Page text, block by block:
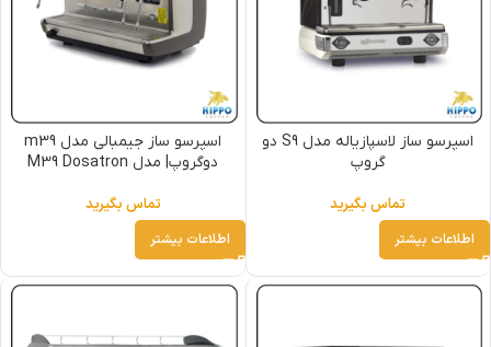
اسپرسو ساز لاسپازیاله مدل S9 دو
گروپ
تماس بگیرید
اطلاعات بیشتر
اسپرسو ساز جیمبالی مدل m39
دوگروپ| مدل M39 Dosatron
تماس بگیرید
اطلاعات بیشتر